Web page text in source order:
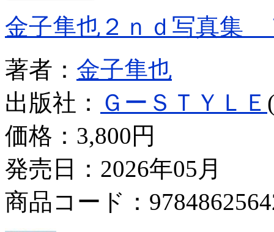
金子隼也２ｎｄ写真集
著者： 金子隼也
出版社： ＧーＳＴＹＬＥ
価格： 3,800円
発売日：2026年05月
商品コード：